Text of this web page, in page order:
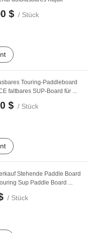
$ / Stück
Touring-Paddleboard
faltbares SUP-Board für ...
$ / Stück
Stehende Paddle Board
Sup Paddle Board ...
/ Stück